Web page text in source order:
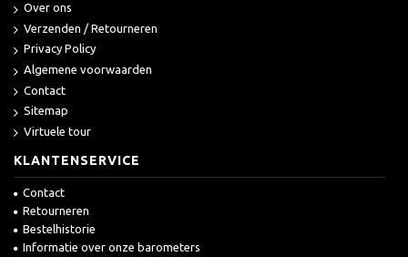
Over ons
Verzenden / Retourneren
Privacy Policy
Algemene voorwaarden
Contact
Sitemap
Virtuele tour
KLANTENSERVICE
Contact
Retourneren
Bestelhistorie
Informatie over onze barometers